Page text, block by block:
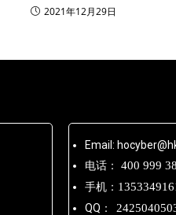
2021年12月29日
Email:
电话：
400 999
手机：
QQ：